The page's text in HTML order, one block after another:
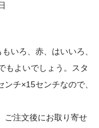
いろ、赤、はいいろ、
もよいでしょう。スタ
チ×15センチなので、
注文後にお取り寄せ